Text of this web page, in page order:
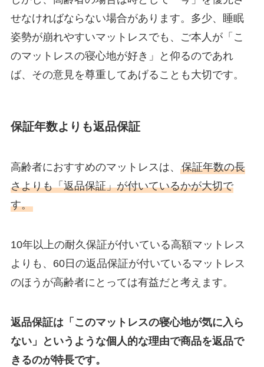
せなければならない場合があります。多少、睡眠
姿勢が崩れやすいマットレスでも、ご本人が「こ
のマットレスの寝心地が好き」と仰るのであれ
ば、その意見を尊重してあげることも大切です。
保証年数よりも返品保証
高齢者におすすめのマットレスは、 保証年数の長
さよりも「返品保証」が付いているかが大切で
す。
10年以上の耐久保証が付いている高額マットレス
よりも、60日の返品保証が付いているマットレス
のほうが高齢者にとっては有益だと考えます。
返品保証は「このマットレスの寝心地が気に入ら
ない」というような個人的な理由で商品を返品で
きるのが特長です。